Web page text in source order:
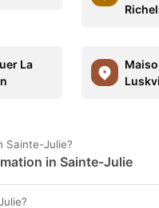
La
Sainte-Julie?
in Sainte-Julie